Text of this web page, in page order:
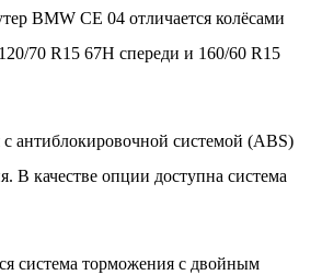
BMW CE 04 отличается колёсами
70 R15 67H спереди и 160/60 R15
антиблокировочной системой (ABS)
В качестве опции доступна система
система торможения с двойным